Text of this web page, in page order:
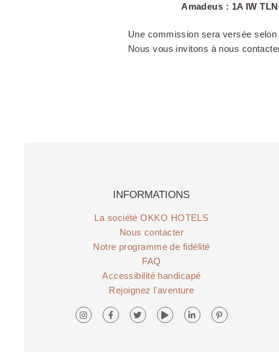
Amadeus : 1A IW
Une commission sera versée
Nous vous invitons à nous
INFORMATIONS
La société OKKO HOTELS
Nous contacter
Notre programme de fidélité
FAQ
Accessibilité handicapé
Rejoignez l'aventure